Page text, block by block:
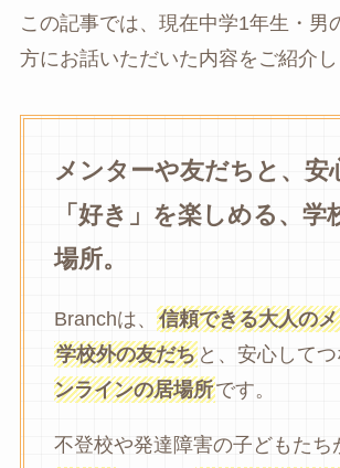
この記事では、現在中学1年生・男
方にお話いただいた内容をご紹介し
メンターや友だちと、安
「好き」を楽しめる、学
場所。
Branchは、 信頼できる大人の
学校外の友だちと、安心して
ンラインの居場所です。
不登校や発達障害の子どもたち